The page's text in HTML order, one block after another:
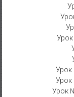
Урок
Урок
Урок